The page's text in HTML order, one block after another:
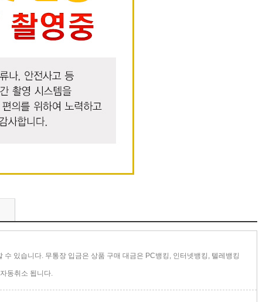
있습니다. 무통장 입금은 상품 구매 대금은 PC뱅킹, 인터넷뱅킹, 텔레뱅킹
동취소 됩니다.